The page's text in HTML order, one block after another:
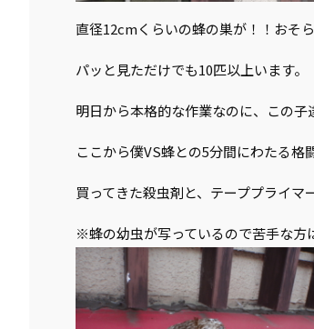
直径12cmくらいの蜂の巣が！！おそら
パッと見ただけでも10匹以上います。
明日から本格的な作業なのに、この
ここから僕VS蜂との5分間にわたる格
買ってきた殺虫剤と、テーププライマ
※蜂の幼虫が写っているので苦手な